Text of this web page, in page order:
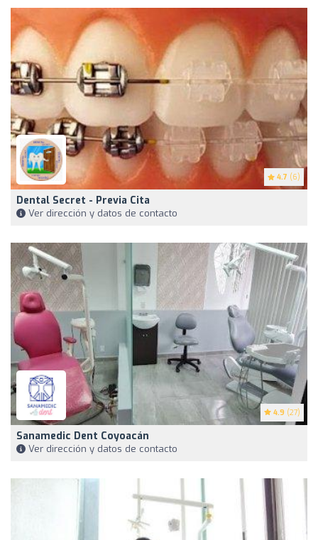
4.7 (6)
Dental Secret - Previa Cita
Ver dirección y datos de contacto
4.9 (27)
Sanamedic Dent Coyoacán
Ver dirección y datos de contacto